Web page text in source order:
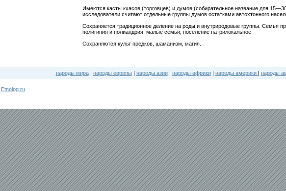
Имеются касты кхасов (торговцев) и думов (собирательное название для
исследователи считают отдельные группы думов остатками автохтонного
Сохраняется традиционное деление на роды и внутриродовые группы. Семья
полигиния и полиандрия, малые семьи; поселение патрилокальное.
Сохраняются культ предков, шаманизм, магия.
народы мира| народы европы | народы азии| народы африки| народы америки | народы
Etnolog.ru